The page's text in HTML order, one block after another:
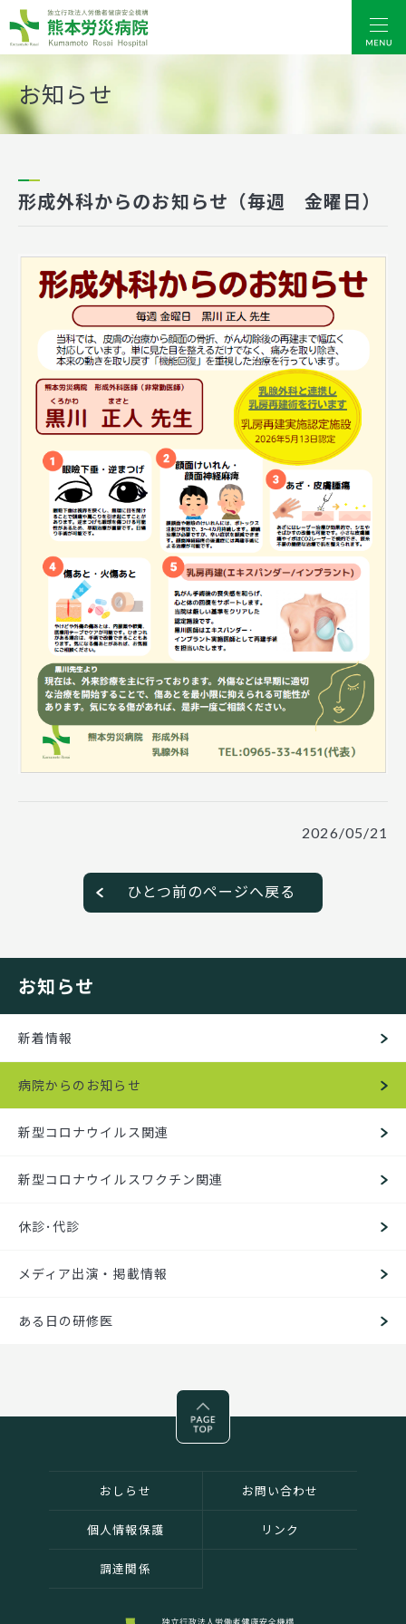
お知らせ
形成外科からのお知らせ（毎週 金曜日）
2026/05/21
ひとつ前のページへ戻る
お知らせ
新着情報
病院からのお知らせ
新型コロナウイルス関連
新型コロナウイルスワクチン関連
休診･代診
メディア出演・掲載情報
ある日の研修医
おしらせ お問い合わせ
個人情報保護 リンク
調達関係